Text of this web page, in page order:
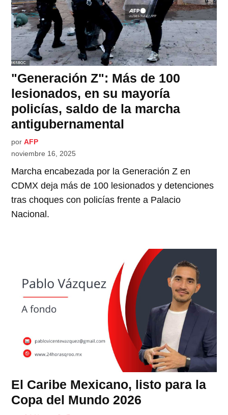
"Generación Z": Más de 100
lesionados, en su mayoría
policías, saldo de la marcha
antigubernamental
por AFP
noviembre 16, 2025
Marcha encabezada por la Generación Z en
CDMX deja más de 100 lesionados y detenciones
tras choques con policías frente a Palacio
Nacional.
El Caribe Mexicano, listo para la
Copa del Mundo 2026